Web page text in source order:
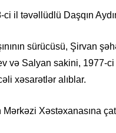
il təvəllüdlü Daşqın
sürücüsü, Şirvan
və Salyan sakini, 1977-
xəsarətlər alıblar.
Xəstəxanasına